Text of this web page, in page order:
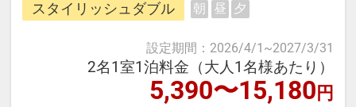
００～５００円が必要です。
宿泊料金20,000円未満：２００
円 20,000円以上：５００円とな
スタイリッシュダブル 朝 昼 夕
設定期間 ： 2026/4/1 ~2027/3/31
2名1室1泊料金（大人1名様あたり）
5,390〜15,180円